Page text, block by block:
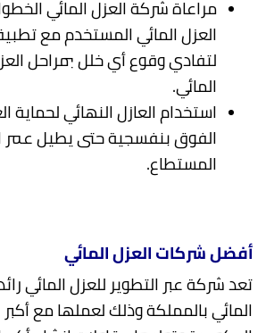
مراعاة شركة العزل المائي
العزل المائي المستخدم مع
لتفادي وقوع أي خلل بمراحل
المائي.
استخدام العازل النهائي لحماية
الفوق بنفسجية حتى يطيل عمر
المستطاع.
أفضل شركات العزل المائي
تعد شركة عبر التطوير للعزل المائي
المائي بالمملكة وذلك لعملها مع